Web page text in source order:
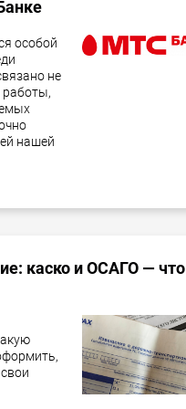
особой
не
работы,
нашей
каско и ОСАГО — что